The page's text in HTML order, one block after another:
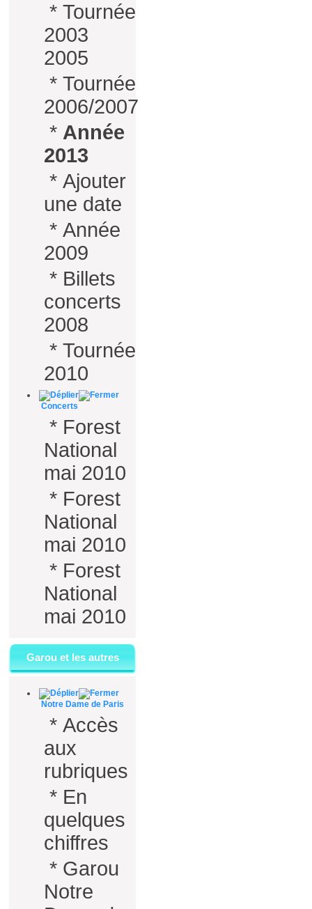
* Tournée
2003
2005
* Tournée
2006/2007
* Année
2013
* Ajouter
une date
* Année
2009
* Billets
concerts
2008
* Tournée
2010
Concerts
* Forest
National
mai 2010
* Forest
National
mai 2010
* Forest
National
mai 2010
Garou et les autres
Notre Dame de Paris
* Accès
aux
rubriques
* En
quelques
chiffres
* Garou
Notre